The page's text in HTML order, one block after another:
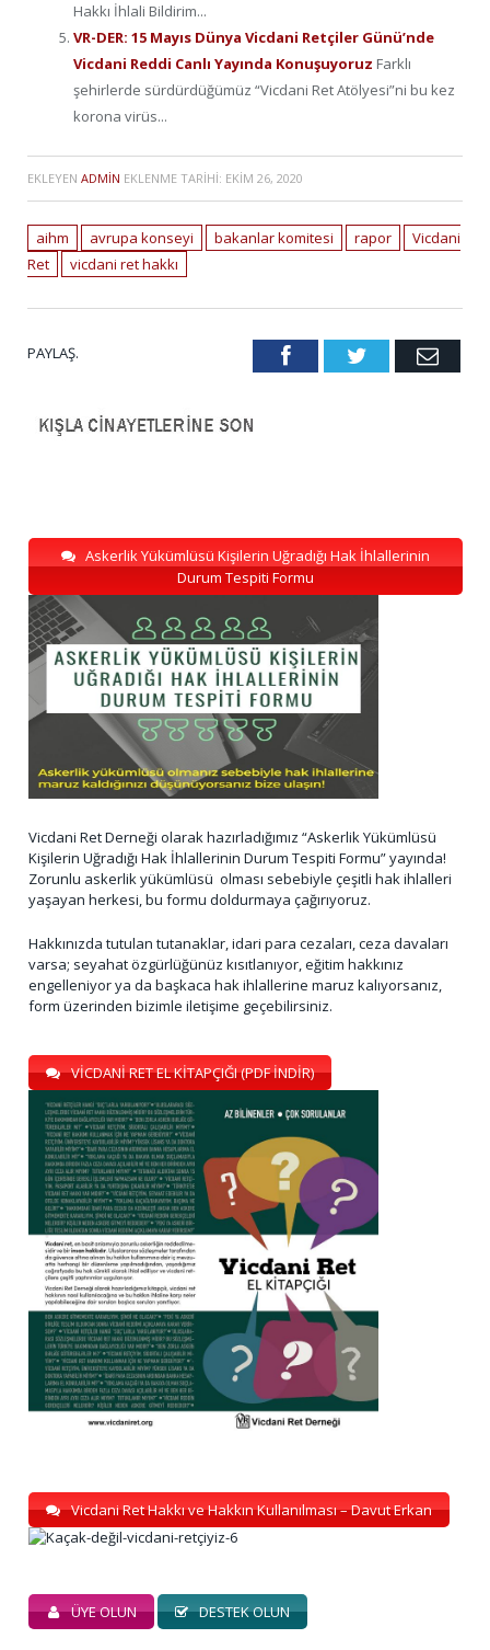
Hakkı İhlali Bildirim...
VR-DER: 15 Mayıs Dünya Vicdani Retçiler Günü’nde
Vicdani Reddi Canlı Yayında Konuşuyoruz Farklı
şehirlerde sürdürdüğümüz “Vicdani Ret Atölyesi”ni bu kez
korona virüs...
EKLEYEN ADMIN EKLENME TARIHI: EKIM 26, 2020
aihm avrupa konseyi bakanlar komitesi rapor
Vicdani
Ret
vicdani ret hakkı
PAYLAŞ. FacebookTwitter Email
Askerlik Yükümlüsü Kişilerin Uğradığı Hak İhlallerinin
Durum Tespiti Formu
Vicdani Ret Derneği olarak hazırladığımız “Askerlik Yükümlüsü
Kişilerin Uğradığı Hak İhlallerinin Durum Tespiti Formu” yayında!
Zorunlu askerlik yükümlüsü olması sebebiyle çeşitli hak ihlalleri
yaşayan herkesi, bu formu doldurmaya çağırıyoruz.
Hakkınızda tutulan tutanaklar, idari para cezaları, ceza davaları
varsa; seyahat özgürlüğünüz kısıtlanıyor, eğitim hakkınız
engelleniyor ya da başkaca hak ihlallerine maruz kalıyorsanız,
form üzerinden bizimle iletişime geçebilirsiniz.
VİCDANİ RET EL KİTAPÇIĞI (PDF İNDİR)
Vicdani Ret Hakkı ve Hakkın Kullanılması – Davut Erkan
ÜYE OLUN DESTEK OLUN